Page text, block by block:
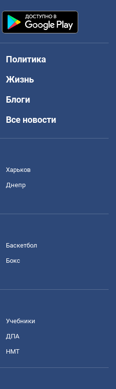
Политика
Жизнь
Блоги
Все новости
Харьков
Днепр
Баскетбол
Бокс
Учебники
ДПА
НМТ